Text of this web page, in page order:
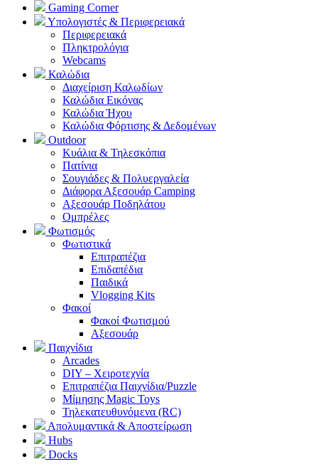
Gaming Corner
Υπολογιστές & Περιφερειακά
Περιφερειακά
Πληκτρολόγια
Webcams
Καλώδια
Διαχείριση Καλωδίων
Καλώδια Εικόνας
Καλώδια Ήχου
Καλώδια Φόρτισης & Δεδομένων
Outdoor
Κυάλια & Τηλεσκόπια
Πατίνια
Σουγιάδες & Πολυεργαλεία
Διάφορα Αξεσουάρ Camping
Αξεσουάρ Ποδηλάτου
Ομπρέλες
Φωτισμός
Φωτιστικά
Επιτραπέζια
Επιδαπέδια
Παιδικά
Vlogging Kits
Φακοί
Φακοί Φωτισμού
Αξεσουάρ
Παιχνίδια
Arcades
DIY – Χειροτεχνία
Επιτραπέζια Παιχνίδια/Puzzle
Μίμησης Magic Toys
Τηλεκατευθυνόμενα (RC)
Απολυμαντικά & Αποστείρωση
Hubs
Docks